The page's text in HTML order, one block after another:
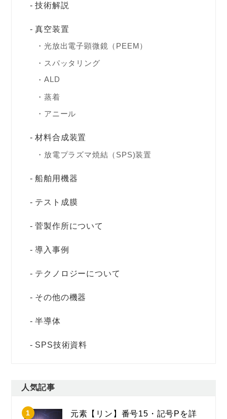
技術解説
真空装置
光放出電子顕微鏡（PEEM）
スパッタリング
ALD
蒸着
アニール
材料合成装置
放電プラズマ焼結（SPS)装置
船舶用機器
テスト成膜
菅製作所について
導入事例
テクノロジーについて
その他の機器
半導体
SPS技術資料
人気記事
元素【リン】番号15・記号Pを詳